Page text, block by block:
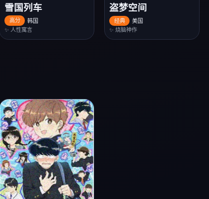
雪国列车
高分
韩国
✨ 人性寓言
盗梦空间
经典
美国
✨ 烧脑神作